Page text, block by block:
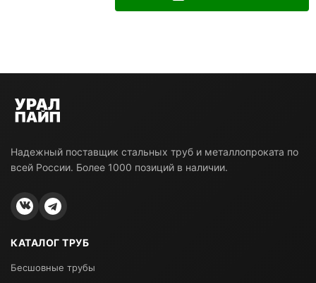
Надежный поставщик стальных труб и металлопроката по
всей России. Более 1000 позиций в наличии.
КАТАЛОГ ТРУБ
Бесшовные трубы